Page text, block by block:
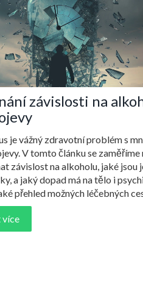
závislosti na
je vážný zdravotní problém s
V tomto článku se zaměříme
závislost na alkoholu, jaké jsou
a jaký dopad má na tělo i
přehled možných léčebných
Cílem je poskytnout
pomoci lidem čelícím této